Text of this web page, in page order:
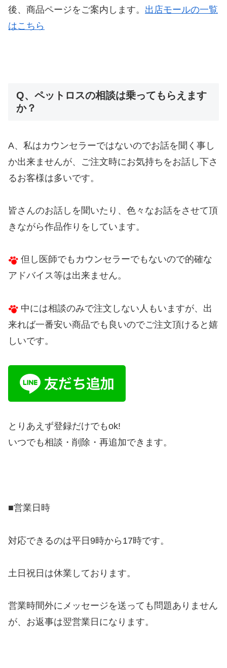
後、商品ページをご案内します。 出店モールの一覧
はこちら
Q、ペットロスの相談は乗ってもらえます
か？
A、私はカウンセラーではないのでお話を聞く事し
か出来ませんが、ご注文時にお気持ちをお話し下さ
るお客様は多いです。
皆さんのお話しを聞いたり、色々なお話をさせて頂
きながら作品作りをしています。
但し医師でもカウンセラーでもないので的確な
アドバイス等は出来ません。
中には相談のみで注文しない人もいますが、出
来れば一番安い商品でも良いのでご注文頂けると嬉
しいです。
とりあえず登録だけでもok!
いつでも相談・削除・再追加できます。
■営業日時
対応できるのは平日9時から17時です。
土日祝日は休業しております。
営業時間外にメッセージを送っても問題ありません
が、お返事は翌営業日になります。